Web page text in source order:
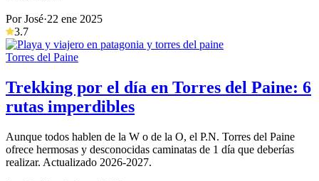
Por José·22 ene 2025
3.7
Torres del Paine
Trekking por el día en Torres del Paine: 6
rutas imperdibles
Aunque todos hablen de la W o de la O, el P.N. Torres del Paine
ofrece hermosas y desconocidas caminatas de 1 día que deberías
realizar. Actualizado 2026-2027.